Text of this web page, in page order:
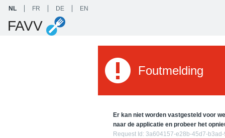
NL FR DE EN
FAVV
Foutmelding
Er kan niet worden vastgesteld voor
naar de applicatie en probeer het
Request Id: 3a604157-e28b-45d7-